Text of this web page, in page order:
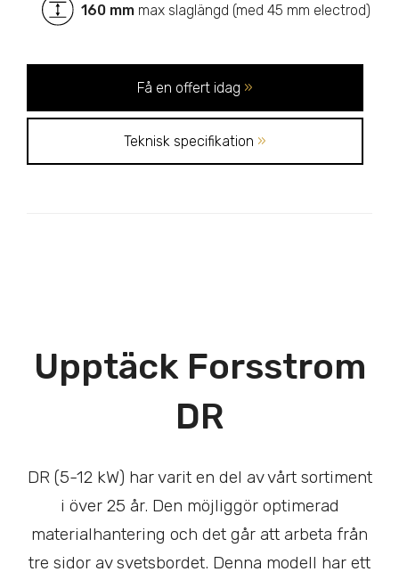
160 mmmax slaglängd (med 45 mm electrod)
Få en offert idag »
Teknisk specifikation »
Upptäck Forsstrom
DR
DR (5-12 kW) har varit en del av vårt sortiment
i över 25 år. Den möjliggör optimerad
materialhantering och det går att arbeta från
tre sidor av svetsbordet. Denna modell har ett